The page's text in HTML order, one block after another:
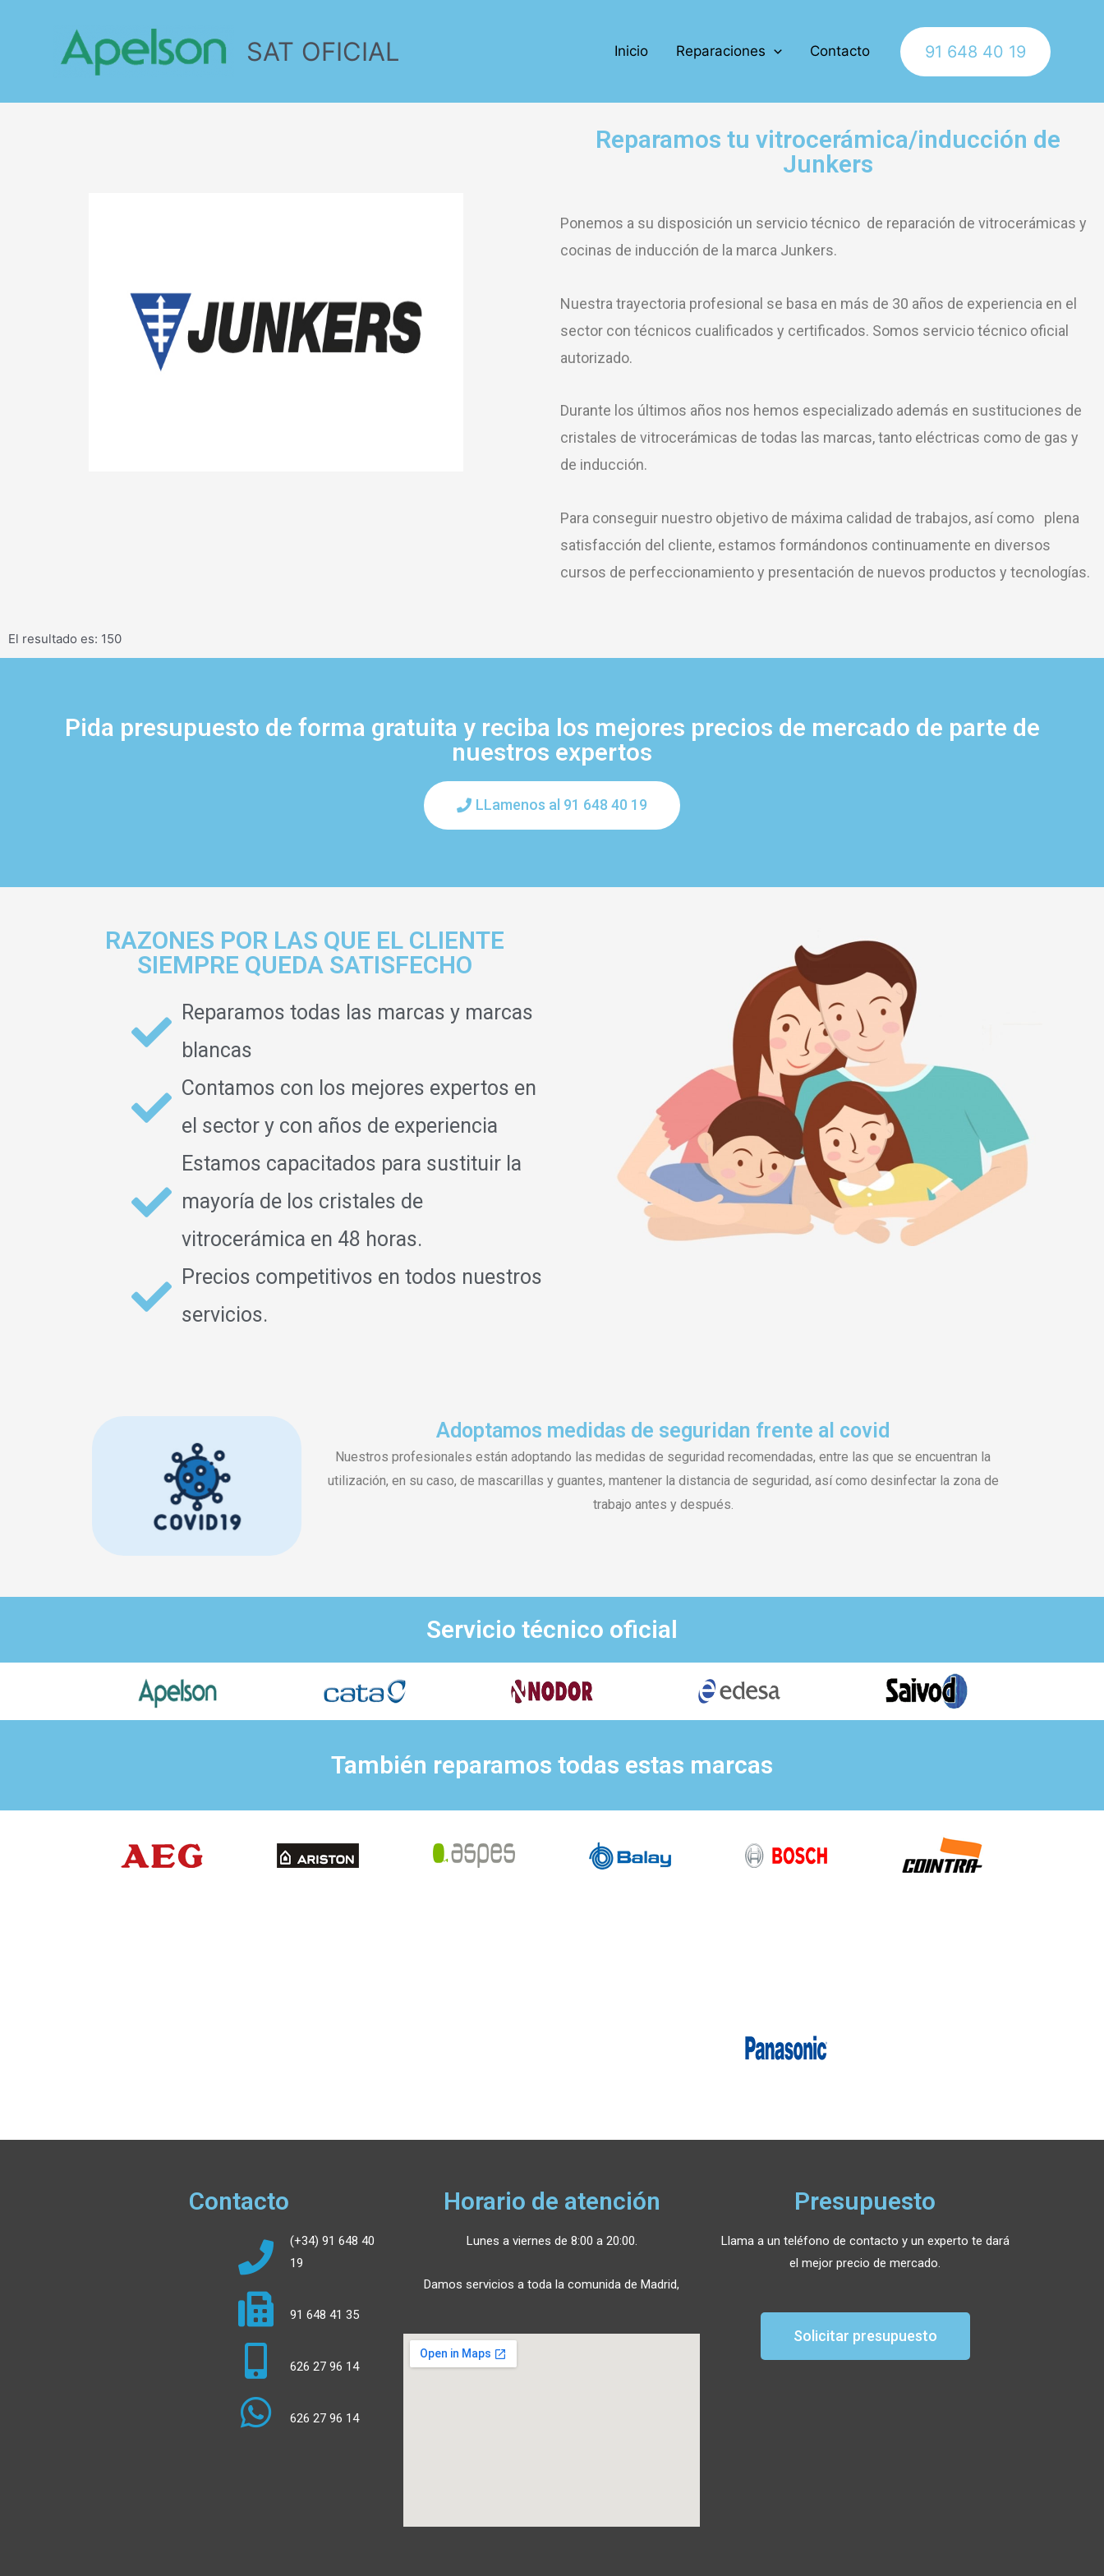
SAT OFICIAL Inicio Reparaciones Contacto 91 648 40 19
Reparamos tu vitrocerámica/inducción de
Junkers
Ponemos a su disposición un servicio técnico de reparación de vitrocerámicas y
cocinas de inducción de la marca Junkers.
Nuestra trayectoria profesional se basa en más de 30 años de experiencia en el
sector con técnicos cualificados y certificados. Somos servicio técnico oficial
autorizado.
Durante los últimos años nos hemos especializado además en sustituciones de
cristales de vitrocerámicas de todas las marcas, tanto eléctricas como de gas y
de inducción.
Para conseguir nuestro objetivo de máxima calidad de trabajos, así como plena
satisfacción del cliente, estamos formándonos continuamente en diversos
cursos de perfeccionamiento y presentación de nuevos productos y tecnologías.
El resultado es: 150
Pida presupuesto de forma gratuita y reciba los mejores precios de mercado de parte de
nuestros expertos
LLamenos al 91 648 40 19
RAZONES POR LAS QUE EL CLIENTE
SIEMPRE QUEDA SATISFECHO
Reparamos todas las marcas y marcas
blancas
Contamos con los mejores expertos en
el sector y con años de experiencia
Estamos capacitados para sustituir la
mayoría de los cristales de
vitrocerámica en 48 horas.
Precios competitivos en todos nuestros
servicios.
Adoptamos medidas de seguridan frente al covid
Nuestros profesionales están adoptando las medidas de seguridad recomendadas, entre las que se encuentran la
utilización, en su caso, de mascarillas y guantes, mantener la distancia de seguridad, así como desinfectar la zona de
trabajo antes y después.
Servicio técnico oficial
También reparamos todas estas marcas
Contacto
(+34) 91 648 40
19
91 648 41 35
626 27 96 14
626 27 96 14
Horario de atención
Lunes a viernes de 8:00 a 20:00.
Damos servicios a toda la comunida de Madrid,
Presupuesto
Llama a un teléfono de contacto y un experto te dará
el mejor precio de mercado.
Solicitar presupuesto